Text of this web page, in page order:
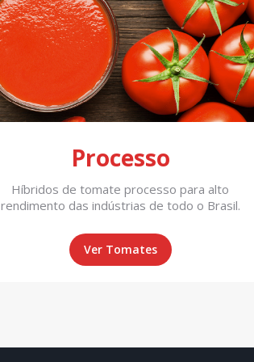
Processo
Híbridos de tomate processo para alto
rendimento das indústrias de todo o Brasil.
Ver Tomates